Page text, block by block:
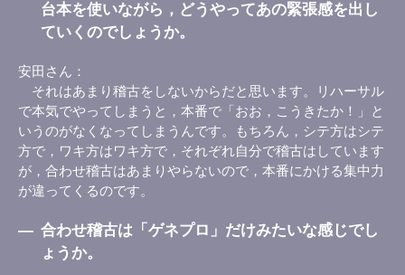
台本を使いながら，どうやってあの緊張感を出し
ていくのでしょうか。
安田さん
それはあまり稽古をしないからだと思います。リハーサル
で本気でやってしまうと，本番で「おお，こうきたか！」と
いうのがなくなってしまうんです。もちろん，シテ方はシテ
方で，ワキ方はワキ方で，それぞれ自分で稽古はしています
が，合わせ稽古はあまりやらないので，本番にかける集中力
が違ってくるのです。
― 合わせ稽古は「ゲネプロ」だけみたいな感じでし
ょうか。